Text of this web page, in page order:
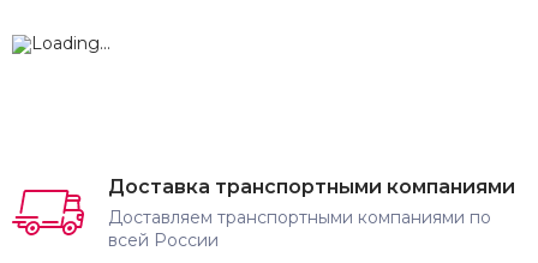
Доставка транспортными компаниями
Доставляем транспортными компаниями по
всей России